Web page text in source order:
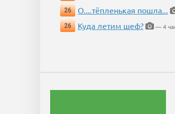
26
О....тёпленькая пошла...
26
Куда летим шеф? — 4